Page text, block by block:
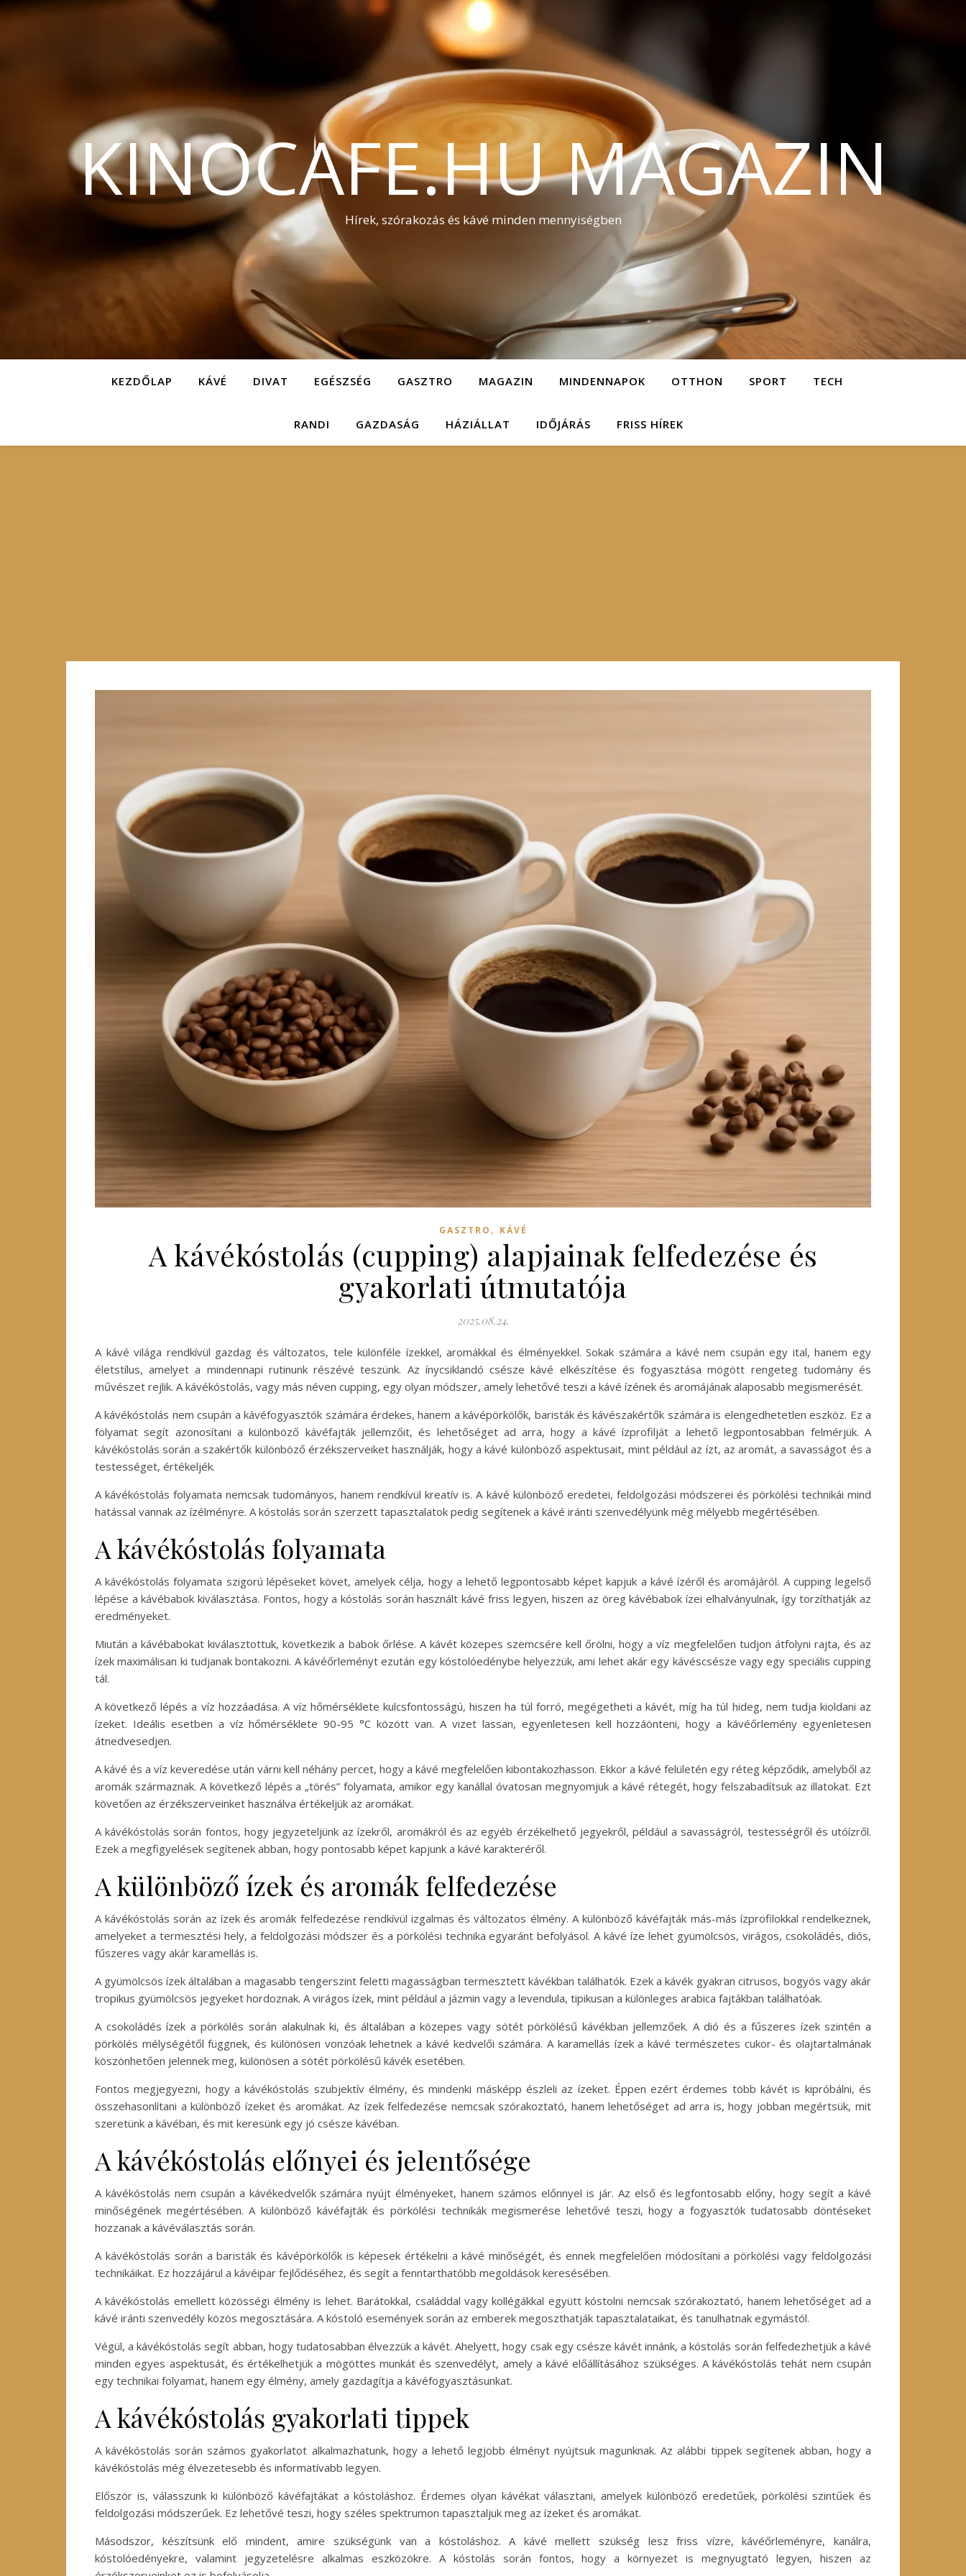
KINOCAFE.HU MAGAZIN
Hírek, szórakozás és kávé minden mennyiségben
KEZDŐLAP KÁVÉ DIVAT EGÉSZSÉG GASZTRO MAGAZIN MINDENNAPOK OTTHON SPORT TECH
RANDI GAZDASÁG HÁZIÁLLAT IDŐJÁRÁS FRISS HÍREK
GASZTRO , KÁVÉ
A kávékóstolás (cupping) alapjainak felfedezése és
gyakorlati útmutatója
2025.08.24.
A kávé világa rendkívül gazdag és változatos, tele különféle ízekkel, aromákkal és élményekkel. Sokak számára a kávé nem csupán egy ital, hanem egy
életstílus, amelyet a mindennapi rutinunk részévé teszünk. Az ínycsiklandó csésze kávé elkészítése és fogyasztása mögött rengeteg tudomány és
művészet rejlik. A kávékóstolás, vagy más néven cupping, egy olyan módszer, amely lehetővé teszi a kávé ízének és aromájának alaposabb megismerését.
A kávékóstolás nem csupán a kávéfogyasztók számára érdekes, hanem a kávépörkölők, baristák és kávészakértők számára is elengedhetetlen eszköz. Ez a
folyamat segít azonosítani a különböző kávéfajták jellemzőit, és lehetőséget ad arra, hogy a kávé ízprofilját a lehető legpontosabban felmérjük. A
kávékóstolás során a szakértők különböző érzékszerveiket használják, hogy a kávé különböző aspektusait, mint például az ízt, az aromát, a savasságot és a
testességet, értékeljék.
A kávékóstolás folyamata nemcsak tudományos, hanem rendkívül kreatív is. A kávé különböző eredetei, feldolgozási módszerei és pörkölési technikái mind
hatással vannak az ízélményre. A kóstolás során szerzett tapasztalatok pedig segítenek a kávé iránti szenvedélyünk még mélyebb megértésében.
A kávékóstolás folyamata
A kávékóstolás folyamata szigorú lépéseket követ, amelyek célja, hogy a lehető legpontosabb képet kapjuk a kávé ízéről és aromájáról. A cupping legelső
lépése a kávébabok kiválasztása. Fontos, hogy a kóstolás során használt kávé friss legyen, hiszen az öreg kávébabok ízei elhalványulnak, így torzíthatják az
eredményeket.
Miután a kávébabokat kiválasztottuk, következik a babok őrlése. A kávét közepes szemcsére kell őrölni, hogy a víz megfelelően tudjon átfolyni rajta, és az
ízek maximálisan ki tudjanak bontakozni. A kávéőrleményt ezután egy kóstolóedénybe helyezzük, ami lehet akár egy kávéscsésze vagy egy speciális cupping
tál.
A következő lépés a víz hozzáadása. A víz hőmérséklete kulcsfontosságú, hiszen ha túl forró, megégetheti a kávét, míg ha túl hideg, nem tudja kioldani az
ízeket. Ideális esetben a víz hőmérséklete 90-95 °C között van. A vizet lassan, egyenletesen kell hozzáönteni, hogy a kávéőrlemény egyenletesen
átnedvesedjen.
A kávé és a víz keveredése után várni kell néhány percet, hogy a kávé megfelelően kibontakozhasson. Ekkor a kávé felületén egy réteg képződik, amelyből az
aromák származnak. A következő lépés a „törés” folyamata, amikor egy kanállal óvatosan megnyomjuk a kávé rétegét, hogy felszabadítsuk az illatokat. Ezt
követően az érzékszerveinket használva értékeljük az aromákat.
A kávékóstolás során fontos, hogy jegyzeteljünk az ízekről, aromákról és az egyéb érzékelhető jegyekről, például a savasságról, testességről és utóízről.
Ezek a megfigyelések segítenek abban, hogy pontosabb képet kapjunk a kávé karakteréről.
A különböző ízek és aromák felfedezése
A kávékóstolás során az ízek és aromák felfedezése rendkívül izgalmas és változatos élmény. A különböző kávéfajták más-más ízprofilokkal rendelkeznek,
amelyeket a termesztési hely, a feldolgozási módszer és a pörkölési technika egyaránt befolyásol. A kávé íze lehet gyümölcsös, virágos, csokoládés, diós,
fűszeres vagy akár karamellás is.
A gyümölcsös ízek általában a magasabb tengerszint feletti magasságban termesztett kávékban találhatók. Ezek a kávék gyakran citrusos, bogyós vagy akár
tropikus gyümölcsös jegyeket hordoznak. A virágos ízek, mint például a jázmin vagy a levendula, tipikusan a különleges arabica fajtákban találhatóak.
A csokoládés ízek a pörkölés során alakulnak ki, és általában a közepes vagy sötét pörkölésű kávékban jellemzőek. A dió és a fűszeres ízek szintén a
pörkölés mélységétől függnek, és különösen vonzóak lehetnek a kávé kedvelői számára. A karamellás ízek a kávé természetes cukor- és olajtartalmának
köszönhetően jelennek meg, különösen a sötét pörkölésű kávék esetében.
Fontos megjegyezni, hogy a kávékóstolás szubjektív élmény, és mindenki másképp észleli az ízeket. Éppen ezért érdemes több kávét is kipróbálni, és
összehasonlítani a különböző ízeket és aromákat. Az ízek felfedezése nemcsak szórakoztató, hanem lehetőséget ad arra is, hogy jobban megértsük, mit
szeretünk a kávéban, és mit keresünk egy jó csésze kávéban.
A kávékóstolás előnyei és jelentősége
A kávékóstolás nem csupán a kávékedvelők számára nyújt élményeket, hanem számos előnnyel is jár. Az első és legfontosabb előny, hogy segít a kávé
minőségének megértésében. A különböző kávéfajták és pörkölési technikák megismerése lehetővé teszi, hogy a fogyasztók tudatosabb döntéseket
hozzanak a kávéválasztás során.
A kávékóstolás során a baristák és kávépörkölők is képesek értékelni a kávé minőségét, és ennek megfelelően módosítani a pörkölési vagy feldolgozási
technikáikat. Ez hozzájárul a kávéipar fejlődéséhez, és segít a fenntarthatóbb megoldások keresésében.
A kávékóstolás emellett közösségi élmény is lehet. Barátokkal, családdal vagy kollégákkal együtt kóstolni nemcsak szórakoztató, hanem lehetőséget ad a
kávé iránti szenvedély közös megosztására. A kóstoló események során az emberek megoszthatják tapasztalataikat, és tanulhatnak egymástól.
Végül, a kávékóstolás segít abban, hogy tudatosabban élvezzük a kávét. Ahelyett, hogy csak egy csésze kávét innánk, a kóstolás során felfedezhetjük a kávé
minden egyes aspektusát, és értékelhetjük a mögöttes munkát és szenvedélyt, amely a kávé előállításához szükséges. A kávékóstolás tehát nem csupán
egy technikai folyamat, hanem egy élmény, amely gazdagítja a kávéfogyasztásunkat.
A kávékóstolás gyakorlati tippek
A kávékóstolás során számos gyakorlatot alkalmazhatunk, hogy a lehető legjobb élményt nyújtsuk magunknak. Az alábbi tippek segítenek abban, hogy a
kávékóstolás még élvezetesebb és informatívabb legyen.
Először is, válasszunk ki különböző kávéfajtákat a kóstoláshoz. Érdemes olyan kávékat választani, amelyek különböző eredetűek, pörkölési szintűek és
feldolgozási módszerűek. Ez lehetővé teszi, hogy széles spektrumon tapasztaljuk meg az ízeket és aromákat.
Másodszor, készítsünk elő mindent, amire szükségünk van a kóstoláshoz. A kávé mellett szükség lesz friss vízre, kávéőrleményre, kanálra,
kóstolóedényekre, valamint jegyzetelésre alkalmas eszközökre. A kóstolás során fontos, hogy a környezet is megnyugtató legyen, hiszen az